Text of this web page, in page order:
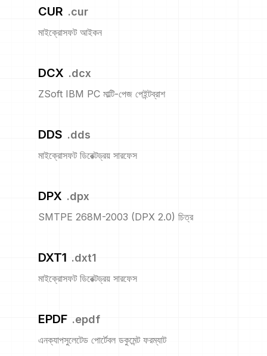
CUR .cur
মাইক্রোসফট আইকন
DCX .dcx
ZSoft IBM PC মাল্টি-পেজ পেইন্টব্রাশ
DDS .dds
মাইক্রোসফট ডিরেক্টড্রয় সারফেস
DPX .dpx
SMTPE 268M-2003 (DPX 2.0) চিত্র
DXT1 .dxt1
মাইক্রোসফট ডিরেক্টড্রয় সারফেস
EPDF .epdf
এনক্যাপসুলেটেড পোর্টেবল ডকুমেন্ট ফরম্যাট